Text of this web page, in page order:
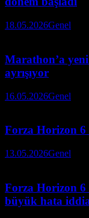
18.05.2026Genel
Marathon’a
ayrışıyor
16.05.2026Genel
Forza Horizon 6
13.05.2026Genel
Forza Horizon 6
büyük hata